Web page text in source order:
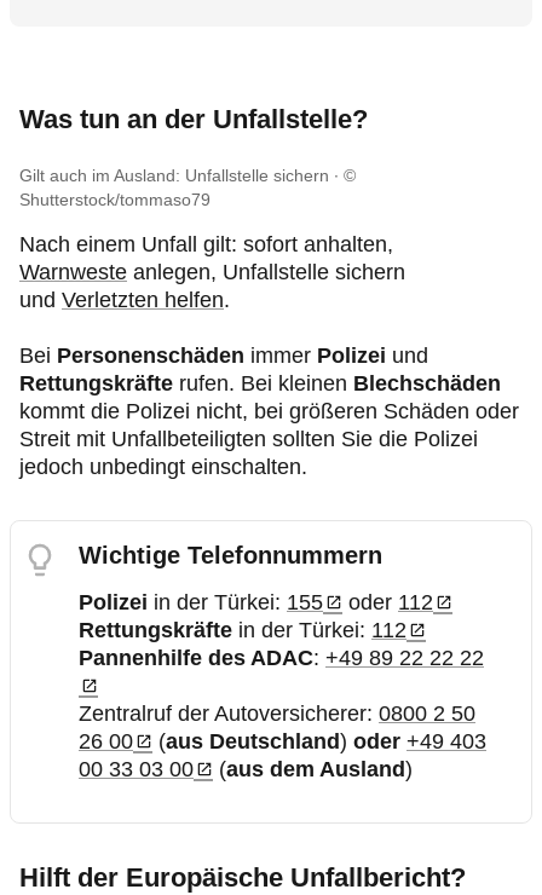
Was tun an der Unfallstelle?
Gilt auch im Ausland: Unfallstelle sichern
©
Shutterstock/tommaso79
Nach einem Unfall gilt: sofort anhalten,
Warnweste anlegen, Unfallstelle sichern
und Verletzten helfen.
Bei Personenschäden immer Polizei und
Rettungskräfte rufen. Bei kleinen Blechschäden
kommt die Polizei nicht, bei größeren Schäden oder
Streit mit Unfallbeteiligten sollten Sie die Polizei
jedoch unbedingt einschalten.
Wichtige Telefonnummern
Polizei in der Türkei: 155 oder 112
Rettungskräfte in der Türkei: 112
Pannenhilfe des ADAC: +49 89 22 22 22
Zentralruf der Autoversicherer: 0800 2 50
26 00
(aus Deutschland) oder +49 403
00 33 03 00
(aus dem Ausland)
Hilft der Europäische Unfallbericht?